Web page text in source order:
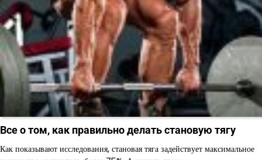
Все о том, как правильно делать становую тягу
Как показывают исследования, становая тяга задействует максимальное